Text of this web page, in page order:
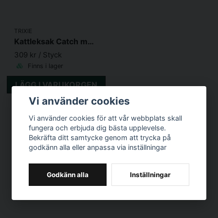
TRIXIE
Kattleksak Catch me inkl. fjärrkontroll
309 kr / Styck
Finns i lager
LÄGG I VARUKORGEN
Vi använder cookies
Vi använder cookies för att vår webbplats skall
fungera och erbjuda dig bästa upplevelse.
Bekräfta ditt samtycke genom att trycka på
godkänn alla eller anpassa via inställningar
Godkänn alla Inställningar